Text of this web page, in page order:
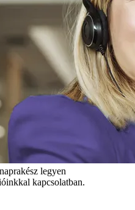
legyen
kapcsolatban.